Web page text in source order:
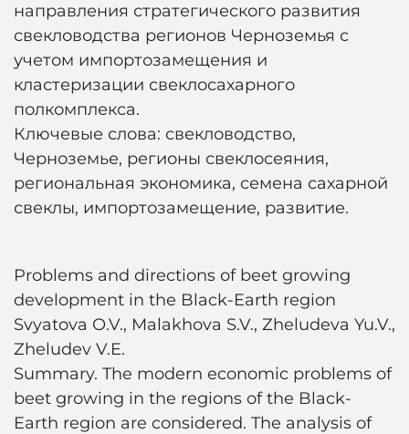
направления стратегического развития
свекловодства регионов Черноземья с
учетом импортозамещения и
кластеризации свеклосахарного
полкомплекса.
Ключевые слова: свекловодство,
Черноземье, регионы свеклосеяния,
региональная экономика, семена сахарной
свеклы, импортозамещение, развитие.
Problems and directions of beet growing
development in the Black-Earth region
Svyatova O.V., Malakhova S.V., Zheludeva Yu.V.,
Zheludev V.E.
Summary. The modern economic problems of
beet growing in the regions of the Black-
Earth region are considered. The analysis of